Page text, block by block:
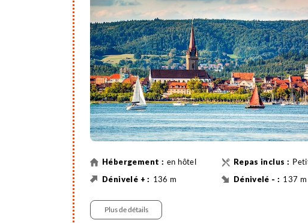
en hôtel
136 m
137 m
Plus de détails